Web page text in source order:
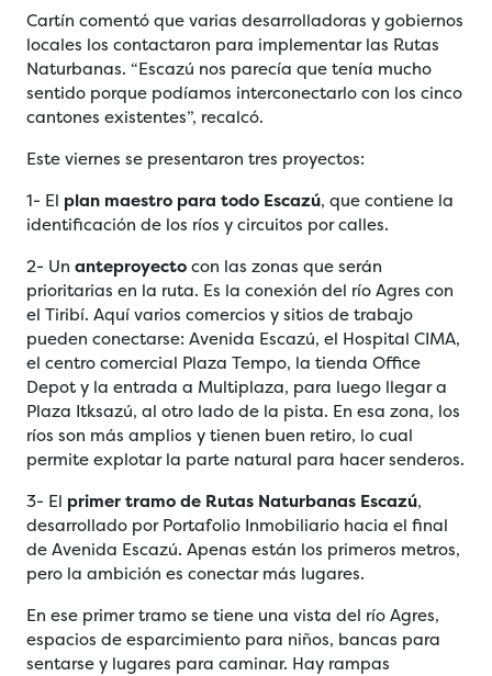
Cartín comentó que varias desarrolladoras y gobiernos
locales los contactaron para implementar las Rutas
Naturbanas. “Escazú nos parecía que tenía mucho
sentido porque podíamos interconectarlo con los cinco
cantones existentes”, recalcó.
Este viernes se presentaron tres proyectos:
1- El plan maestro para todo Escazú, que contiene la
identificación de los ríos y circuitos por calles.
2- Un anteproyecto con las zonas que serán
prioritarias en la ruta. Es la conexión del río Agres con
el Tiribí. Aquí varios comercios y sitios de trabajo
pueden conectarse: Avenida Escazú, el Hospital CIMA,
el centro comercial Plaza Tempo, la tienda Office
Depot y la entrada a Multiplaza, para luego llegar a
Plaza Itksazú, al otro lado de la pista. En esa zona, los
ríos son más amplios y tienen buen retiro, lo cual
permite explotar la parte natural para hacer senderos.
3- El primer tramo de Rutas Naturbanas Escazú,
desarrollado por Portafolio Inmobiliario hacia el final
de Avenida Escazú. Apenas están los primeros metros,
pero la ambición es conectar más lugares.
En ese primer tramo se tiene una vista del río Agres,
espacios de esparcimiento para niños, bancas para
sentarse y lugares para caminar. Hay rampas